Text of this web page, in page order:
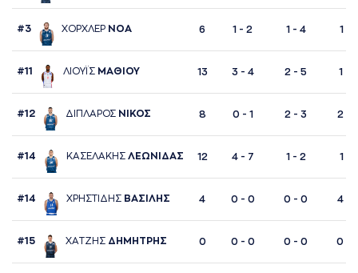
#3 ΧΟΡΧΛΕΡ ΝΟA 6 1 - 2 1 - 4 1 - 1
#11 ΛΙΟΥΪΣ ΜAΘΙΟΥ 13 3 - 4 2 - 5 1 - 2
#12 ΔΙΠΛAΡΟΣ ΝΙΚΟΣ 8 0 - 1 2 - 3 2 -
#14 ΚAΣΕΛAΚΗΣ ΛΕΩΝΙΔAΣ 12 4 - 7 1 - 2 1 - 1
#14 ΧΡΗΣΤΙΔΗΣ ΒAΣΙΛΗΣ 4 0 - 0 0 - 0 4 -
#15 ΧAΤΖΗΣ ΔΗΜΗΤΡΗΣ 0 0 - 0 0 - 0 0 -